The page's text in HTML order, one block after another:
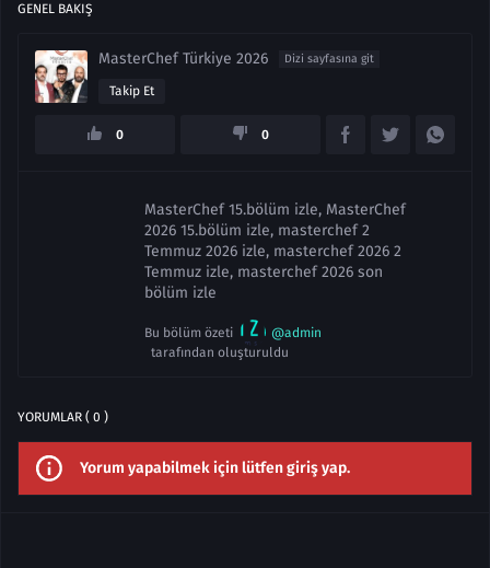
GENEL BAKIŞ
MasterChef Türkiye 2026 Dizi sayfasına git
Takip Et
0 0
MasterChef 15.bölüm izle, MasterChef
2026 15.bölüm izle, masterchef 2
Temmuz 2026 izle, masterchef 2026 2
Temmuz izle, masterchef 2026 son
bölüm izle
Bu bölüm özeti
@admin
tarafından oluşturuldu
YORUMLAR ( 0 )
Yorum yapabilmek için lütfen giriş yap.